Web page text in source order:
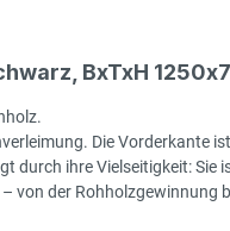
BxTxH
Die Vorderkante
durch ihre Vielseitigkeit:
von der